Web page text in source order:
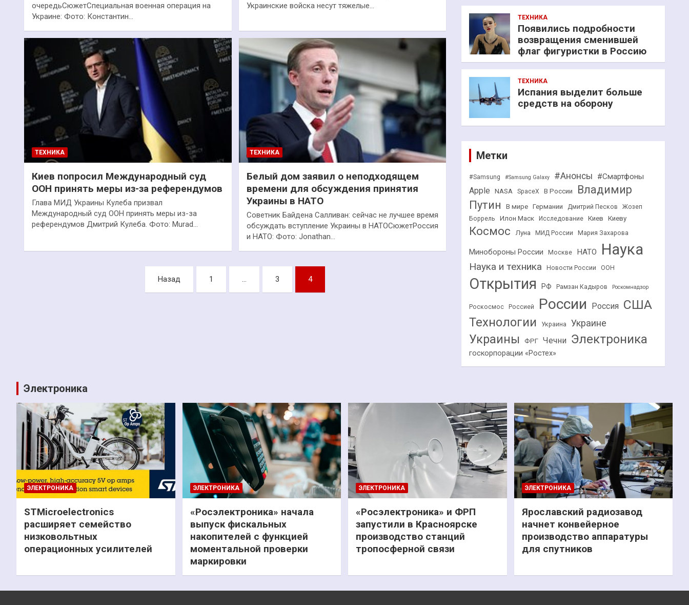
очередьСюжетСпециальная военная операция на
Украине: Фото: Константин…
Украинские войска несут тяжелые…
ТЕХНИКА
Киев попросил Международный суд
ООН принять меры из-за референдумов
Глава МИД Украины Кулеба призвал
Международный суд ООН принять меры из-за
референдумов Дмитрий Кулеба. Фото: Murad…
ТЕХНИКА
Белый дом заявил о неподходящем
времени для обсуждения принятия
Украины в НАТО
Советник Байдена Салливан: сейчас не лучшее время
обсуждать вступление Украины в НАТОСюжетРоссия
и НАТО: Фото: Jonathan…
Назад 1 … 3 4
ТЕХНИКА
Появились подробности
возвращения сменившей
флаг фигуристки в Россию
ТЕХНИКА
Испания выделит больше
средств на оборону
Метки
#Samsung #Samsung Galaxy #Анонсы #Смартфоны
Apple NASA SpaceX В России
Владимир
Путин
В мире Германии Дмитрий Песков
Жозеп
Боррель
Илон Маск Исследование Киев Киеву
Космос Луна МИД России Мария Захарова
Минобороны России Москве НАТО Наука
Наука и техника Новости России ООН
Открытия РФ Рамзан Кадыров Роскомнадзор
Роскосмос Россией России Россия США
Технологии Украина Украине
Украины ФРГ Чечни Электроника
госкорпорации «Ростех»
Электроника
ЭЛЕКТРОНИКА
STMicroelectronics
расширяет семейство
низковольтных
операционных усилителей
ЭЛЕКТРОНИКА
«Росэлектроника» начала
выпуск фискальных
накопителей с функцией
моментальной проверки
маркировки
ЭЛЕКТРОНИКА
«Росэлектроника» и ФРП
запустили в Красноярске
производство станций
тропосферной связи
ЭЛЕКТРОНИКА
Ярославский радиозавод
начнет конвейерное
производство аппаратуры
для спутников